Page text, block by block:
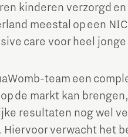
kinderen verzorgd
meestal op een
care voor heel
team een
de markt kan
resultaten nog wel
verwacht het